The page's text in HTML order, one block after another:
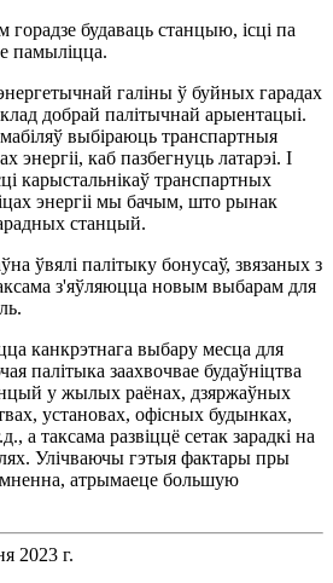
горадзе будаваць станцыю, ісці па
памыліцца.
галіны ў буйных гарадах
добрай палітычнай арыентацыі.
выбіраюць транспартныя
энергіі, каб пазбегнуць латарэі. І
карыстальнікаў транспартных
энергіі мы бачым, што рынак
станцый.
ўвялі палітыку бонусаў, звязаных з
з'яўляюцца новым выбарам для
канкрэтнага выбару месца для
палітыка заахвочвае будаўніцтва
у жылых раёнах, дзяржаўных
установах, офісных будынках,
а таксама развіццё сетак зарадкі на
Улічваючы гэтыя фактары пры
атрымаеце большую
2023 г.